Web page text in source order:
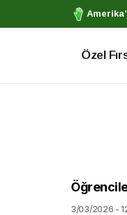
Özel
3/03/2026 -